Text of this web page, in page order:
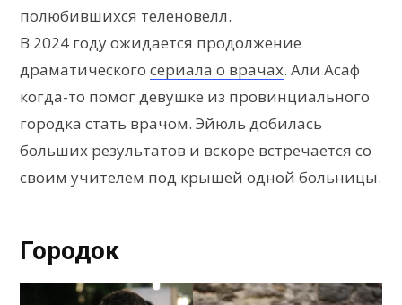
полюбившихся теленовелл.
В 2024 году ожидается продолжение
драматического сериала о врачах. Али Асаф
когда-то помог девушке из провинциального
городка стать врачом. Эйюль добилась
больших результатов и вскоре встречается со
своим учителем под крышей одной больницы.
Городок